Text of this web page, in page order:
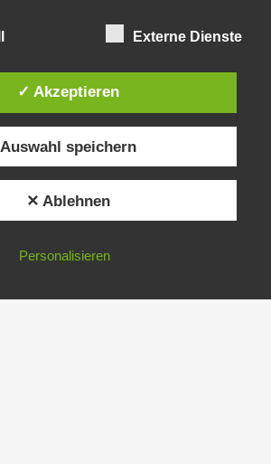
Externe Dienste
✓ Akzeptieren
Auswahl speichern
✕ Ablehnen
Personalisieren